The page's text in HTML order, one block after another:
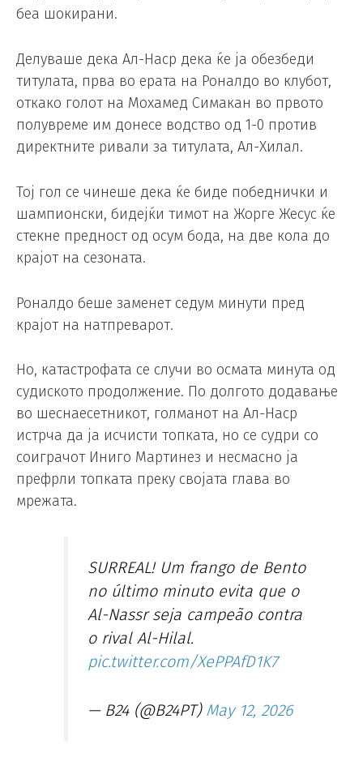
беа шокирани.
Делуваше дека Ал-Наср дека ќе ја обезбеди
титулата, прва во ерата на Роналдо во клубот,
откако голот на Мохамед Симакан во првото
полувреме им донесе водство од 1-0 против
директните ривали за титулата, Ал-Хилал.
Тој гол се чинеше дека ќе биде победнички и
шампионски, бидејќи тимот на Жорге Жесус ќе
стекне предност од осум бода, на две кола до
крајот на сезоната.
Роналдо беше заменет седум минути пред
крајот на натпреварот.
Но, катастрофата се случи во осмата минута од
судиското продолжение. По долгото додавање
во шеснаесетникот, голманот на Ал-Наср
истрча да ја исчисти топката, но се судри со
соиграчот Иниго Мартинез и несмасно ја
префрли топката преку својата глава во
мрежата.
SURREAL! Um frango de Bento
no último minuto evita que o
Al-Nassr seja campeão contra
o rival Al-Hilal.
pic.twitter.com/XePPAfD1K7
— B24 (@B24PT) May 12, 2026